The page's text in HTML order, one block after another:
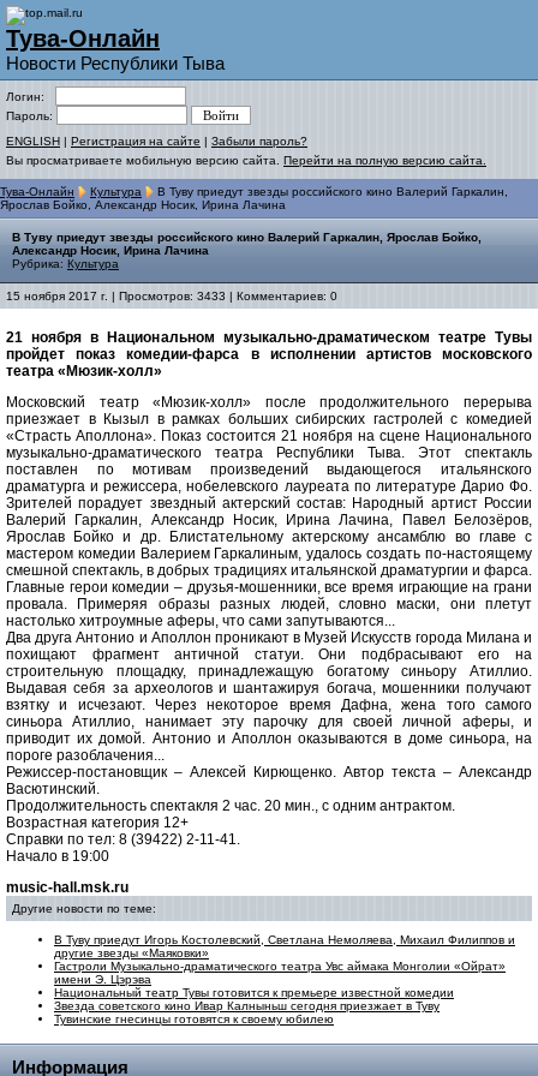
Тува-Онлайн
Новости Республики Тыва
Логин:
Пароль:
ENGLISH | Регистрация на сайте | Забыли пароль?
Вы просматриваете мобильную версию сайта. Перейти на полную версию сайта.
Тува-Онлайн Культура
В Туву приедут звезды российского кино Валерий Гаркалин,
Ярослав Бойко, Александр Носик, Ирина Лачина
В Туву приедут звезды российского кино Валерий Гаркалин, Ярослав Бойко,
Александр Носик, Ирина Лачина
Рубрика: Культура
15 ноября 2017 г. | Просмотров: 3433 | Комментариев: 0
21 ноября в Национальном музыкально-драматическом театре Тувы
пройдет показ комедии-фарса в исполнении артистов московского
театра «Мюзик-холл»
Московский театр «Мюзик-холл» после продолжительного перерыва
приезжает в Кызыл в рамках больших сибирских гастролей с комедией
«Страсть Аполлона». Показ состоится 21 ноября на сцене Национального
музыкально-драматического театра Республики Тыва. Этот спектакль
поставлен по мотивам произведений выдающегося итальянского
драматурга и режиссера, нобелевского лауреата по литературе Дарио Фо.
Зрителей порадует звездный актерский состав: Народный артист России
Валерий Гаркалин, Александр Носик, Ирина Лачина, Павел Белозёров,
Ярослав Бойко и др. Блистательному актерскому ансамблю во главе с
мастером комедии Валерием Гаркалиным, удалось создать по-настоящему
смешной спектакль, в добрых традициях итальянской драматургии и фарса.
Главные герои комедии – друзья-мошенники, все время играющие на грани
провала. Примеряя образы разных людей, словно маски, они плетут
настолько хитроумные аферы, что сами запутываются...
Два друга Антонио и Аполлон проникают в Музей Искусств города Милана и
похищают фрагмент античной статуи. Они подбрасывают его на
строительную площадку, принадлежащую богатому синьору Атиллио.
Выдавая себя за археологов и шантажируя богача, мошенники получают
взятку и исчезают. Через некоторое время Дафна, жена того самого
синьора Атиллио, нанимает эту парочку для своей личной аферы, и
приводит их домой. Антонио и Аполлон оказываются в доме синьора, на
пороге разоблачения...
Режиссер-постановщик – Алексей Кирющенко. Автор текста – Александр
Васютинский.
Продолжительность спектакля 2 час. 20 мин., с одним антрактом.
Возрастная категория 12+
Справки по тел: 8 (39422) 2-11-41.
Начало в 19:00
music-hall.msk.ru
Другие новости по теме:
В Туву приедут Игорь Костолевский, Светлана Немоляева, Михаил Филиппов и
другие звезды «Маяковки»
Гастроли Музыкально-драматического театра Увс аймака Монголии «Ойрат»
имени Э. Цэрэва
Национальный театр Тувы готовится к премьере известной комедии
Звезда советского кино Ивар Калныньш сегодня приезжает в Туву
Тувинские гнесинцы готовятся к своему юбилею
Информация